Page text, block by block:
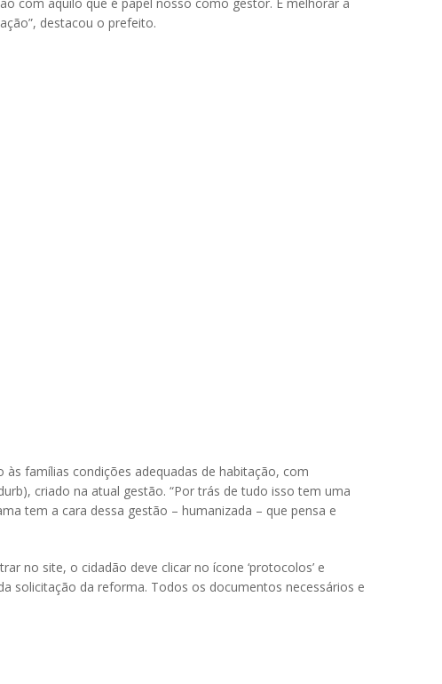
com aquilo que é papel nosso como gestor. É melhorar a
destacou o prefeito.
famílias condições adequadas de habitação, com
criado na atual gestão. “Por trás de tudo isso tem uma
tem a cara dessa gestão – humanizada – que pensa e
no site, o cidadão deve clicar no ícone ‘protocolos’ e
solicitação da reforma. Todos os documentos necessários e